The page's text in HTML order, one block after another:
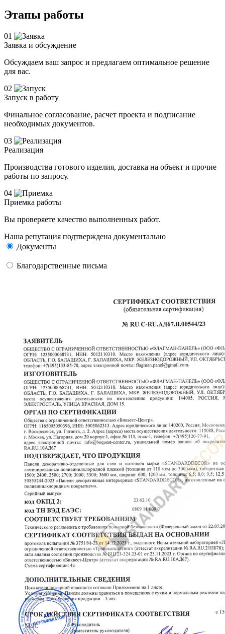
Этапы работы
01
Заявка и обсуждение
Обсуждаем ваш запрос и предлагаем оптимальное решение
для вас.
02
Запуск в работу
Финальное согласование, расчет проекта и подписание
необходимых документов.
03
Реализация
Производства готового изделия, доставка на объект и прочие
работы по запросу.
04
Приемка работы
Вы проверяете качество выполненных работ.
Наша репутация подтверждена документально
Документы
Благодарственные письма